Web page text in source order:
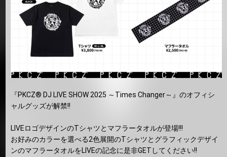
『PKCZ® DJ LIVE SHOW 2025 ～Times Changer～』のオフィシ
ャルグッズが解禁!!
LIVEロゴデザインのTシャツとマフラータオルが登場!!!
お好みのカラーを選べる2色展開のTシャツとグラフィックデザイ
ンのマフラータオルをLIVEの記念に是非GETしてください!!